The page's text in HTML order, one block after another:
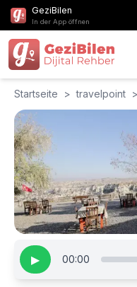
GeziBilen
In der App öffnen
Startseite > travelpoint >
▶ 00:00